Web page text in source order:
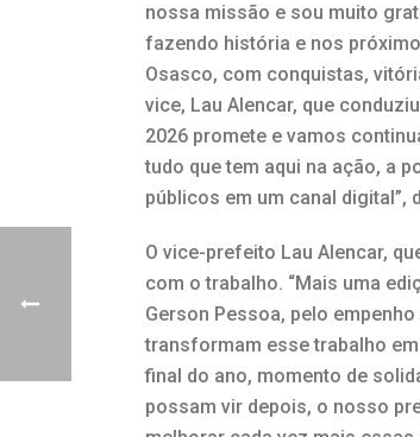
nossa missão e sou muito
fazendo história e nos
Osasco, com conquistas,
vice, Lau Alencar, que
2026 promete e vamos
tudo que tem aqui na ação, a
públicos em um canal digital”,
O vice-prefeito Lau Alencar,
com o trabalho. “Mais uma
Gerson Pessoa, pelo
transformam esse trabalho
final do ano, momento de
possam vir depois, o nosso